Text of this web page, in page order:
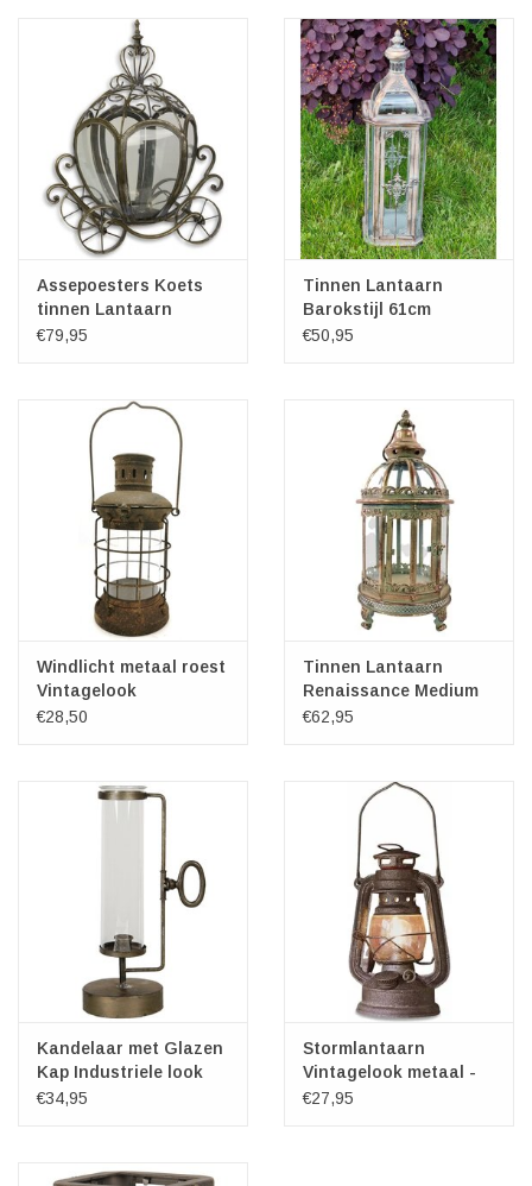
Assepoesters Koets
tinnen Lantaarn
€79,95
Tinnen Lantaarn
Barokstijl 61cm
€50,95
Windlicht metaal roest
Vintagelook
€28,50
Tinnen Lantaarn
Renaissance Medium
€62,95
Kandelaar met Glazen
Kap Industriele look
€34,95
Stormlantaarn
Vintagelook metaal -
klein met LED-licht
€27,95